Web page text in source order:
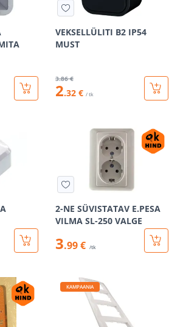
VEKSELLÜLITI B2 IP54
MUST
3.86 €
2.32 € / tk
2-NE SÜVISTATAV E.PESA
VILMA SL-250 VALGE
3.99 € /tk
KAMPAANIA